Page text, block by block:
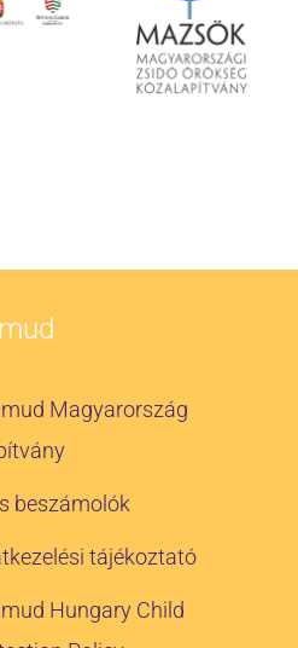
Magyarország
beszámolók
tájékoztató
Hungary Child